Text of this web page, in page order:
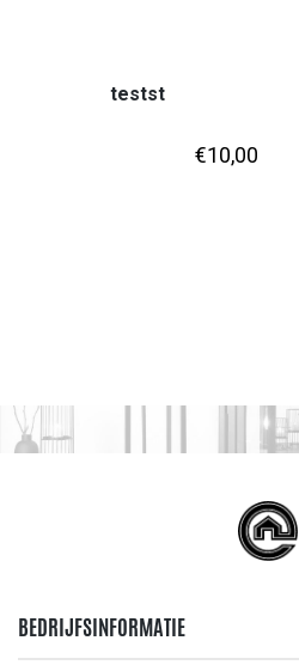
testst
€10,00
BEDRIJFSINFORMATIE